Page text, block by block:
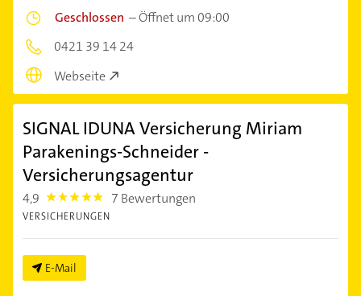
Geschlossen –Öffnet um 09:00
0421 39 14 24
Webseite
SIGNAL IDUNA Versicherung Miriam
Parakenings-Schneider -
Versicherungsagentur
4,9 4.9 7 Bewertungen
VERSICHERUNGEN
E-Mail